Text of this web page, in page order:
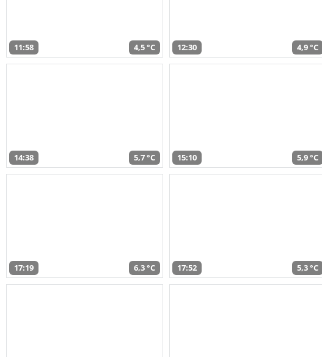
11:58 4,5 °C 12:30 4,9 °C
14:38 5,7 °C 15:10 5,9 °C
17:19 6,3 °C 17:52 5,3 °C